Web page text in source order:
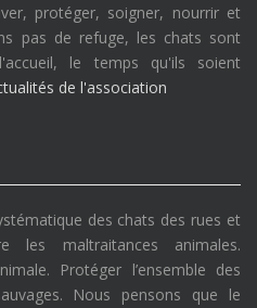
protéger, soigner, nourrir et
pas de refuge, les chats sont
le temps qu'ils soient
de l'association
des chats des rues et
les maltraitances animales.
Protéger l’ensemble des
Nous pensons que le